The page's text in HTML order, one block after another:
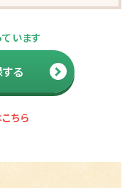
います
る
ちら
区
区
区